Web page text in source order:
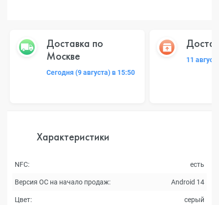
Доставка по
Москве
Сегодня (9 августа) в 15:50
11
Характеристики
NFC: есть
Версия ОС на начало продаж: Android 14
Цвет: серый